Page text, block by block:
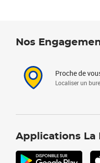
Nos
Proche de
Localiser un
Applications La